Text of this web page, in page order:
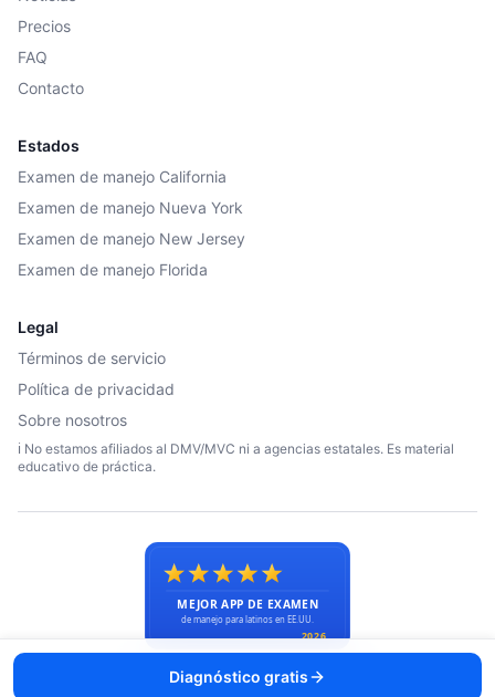
Diagnóstico gratis
Precios
FAQ
Contacto
Estados
Examen de manejo California
Examen de manejo Nueva York
Examen de manejo New Jersey
Examen de manejo Florida
Legal
Términos de servicio
Política de privacidad
Sobre nosotros
ℹ️ No estamos afiliados al DMV/MVC ni a agencias estatales. Es material
educativo de práctica.